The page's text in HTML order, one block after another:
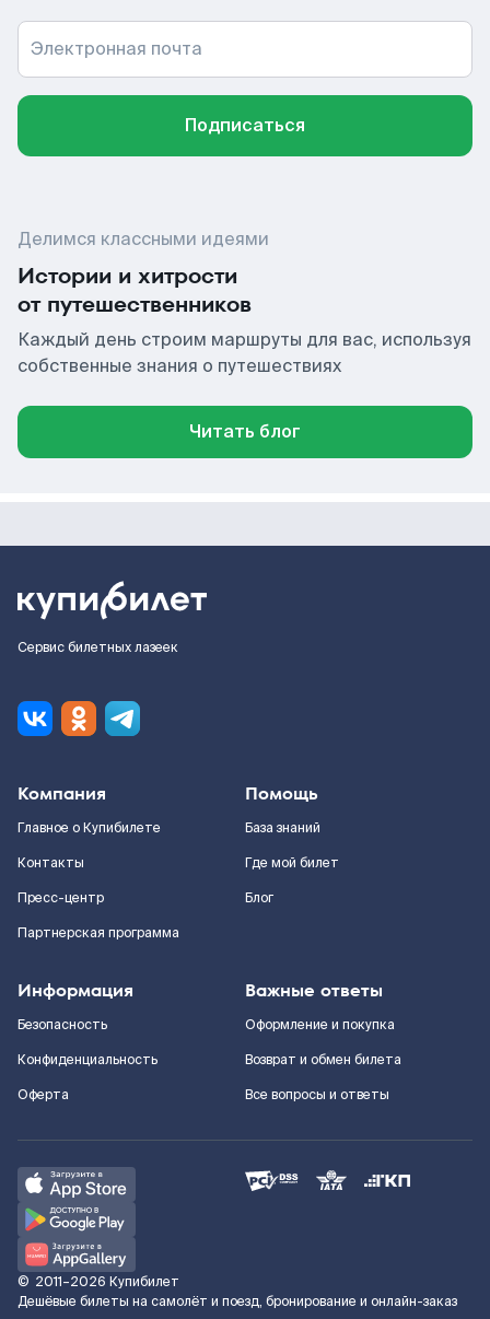
Электронная почта
Подписаться
Делимся классными идеями
Истории и хитрости
от путешественников
Каждый день строим маршруты для вас, используя
собственные знания о путешествиях
Читать блог
Сервис билетных лазеек
Компания
Главное о Купибилете
Контакты
Пресс-центр
Партнерская программа
Помощь
База знаний
Где мой билет
Блог
Информация
Безопасность
Конфиденциальность
Оферта
Важные ответы
Оформление и покупка
Возврат и обмен билета
Все вопросы и ответы
© 2011–2026 Купибилет
Дешёвые билеты на самолёт и поезд, бронирование и онлайн-заказ